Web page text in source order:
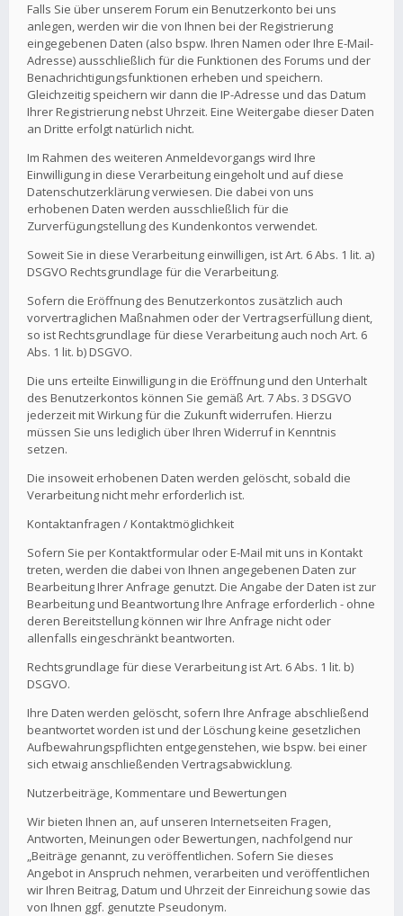
Falls Sie über unserem Forum ein Benutzerkonto bei uns
anlegen, werden wir die von Ihnen bei der Registrierung
eingegebenen Daten (also bspw. Ihren Namen oder Ihre E-Mail-
Adresse) ausschließlich für die Funktionen des Forums und der
Benachrichtigungsfunktionen erheben und speichern.
Gleichzeitig speichern wir dann die IP-Adresse und das Datum
Ihrer Registrierung nebst Uhrzeit. Eine Weitergabe dieser Daten
an Dritte erfolgt natürlich nicht.
Im Rahmen des weiteren Anmeldevorgangs wird Ihre
Einwilligung in diese Verarbeitung eingeholt und auf diese
Datenschutzerklärung verwiesen. Die dabei von uns
erhobenen Daten werden ausschließlich für die
Zurverfügungstellung des Kundenkontos verwendet.
Soweit Sie in diese Verarbeitung einwilligen, ist Art. 6 Abs. 1 lit. a)
DSGVO Rechtsgrundlage für die Verarbeitung.
Sofern die Eröffnung des Benutzerkontos zusätzlich auch
vorvertraglichen Maßnahmen oder der Vertragserfüllung dient,
so ist Rechtsgrundlage für diese Verarbeitung auch noch Art. 6
Abs. 1 lit. b) DSGVO.
Die uns erteilte Einwilligung in die Eröffnung und den Unterhalt
des Benutzerkontos können Sie gemäß Art. 7 Abs. 3 DSGVO
jederzeit mit Wirkung für die Zukunft widerrufen. Hierzu
müssen Sie uns lediglich über Ihren Widerruf in Kenntnis
setzen.
Die insoweit erhobenen Daten werden gelöscht, sobald die
Verarbeitung nicht mehr erforderlich ist.
Kontaktanfragen / Kontaktmöglichkeit
Sofern Sie per Kontaktformular oder E-Mail mit uns in Kontakt
treten, werden die dabei von Ihnen angegebenen Daten zur
Bearbeitung Ihrer Anfrage genutzt. Die Angabe der Daten ist zur
Bearbeitung und Beantwortung Ihre Anfrage erforderlich - ohne
deren Bereitstellung können wir Ihre Anfrage nicht oder
allenfalls eingeschränkt beantworten.
Rechtsgrundlage für diese Verarbeitung ist Art. 6 Abs. 1 lit. b)
DSGVO.
Ihre Daten werden gelöscht, sofern Ihre Anfrage abschließend
beantwortet worden ist und der Löschung keine gesetzlichen
Aufbewahrungspflichten entgegenstehen, wie bspw. bei einer
sich etwaig anschließenden Vertragsabwicklung.
Nutzerbeiträge, Kommentare und Bewertungen
Wir bieten Ihnen an, auf unseren Internetseiten Fragen,
Antworten, Meinungen oder Bewertungen, nachfolgend nur
„Beiträge genannt, zu veröffentlichen. Sofern Sie dieses
Angebot in Anspruch nehmen, verarbeiten und veröffentlichen
wir Ihren Beitrag, Datum und Uhrzeit der Einreichung sowie das
von Ihnen ggf. genutzte Pseudonym.